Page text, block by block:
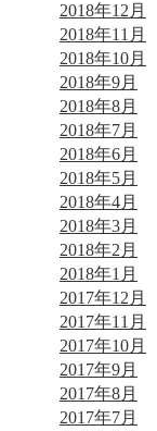
2018年12月
2018年11月
2018年10月
2018年9月
2018年8月
2018年7月
2018年6月
2018年5月
2018年4月
2018年3月
2018年2月
2018年1月
2017年12月
2017年11月
2017年10月
2017年9月
2017年8月
2017年7月